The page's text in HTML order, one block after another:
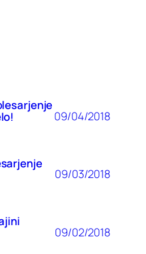
09/04/2018
09/03/2018
09/02/2018